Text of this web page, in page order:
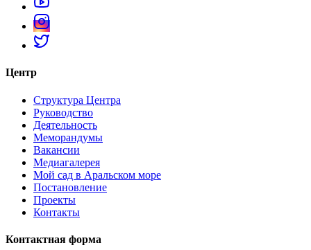
Центр
Структура Центра
Руководство
Деятельность
Меморандумы
Вакансии
Медиагалерея
Мой сад в Аральском море
Постановление
Проекты
Контакты
Контактная форма